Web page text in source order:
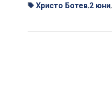
Христо Ботев,2 юни,